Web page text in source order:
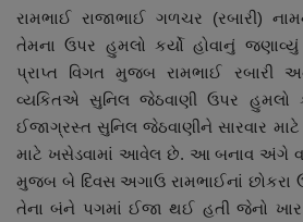
ગુનાખોરી
બોલિવૂડ
સ્વાસ્થ્ય
રામભાઈ રાજાભાઈ ગળચર (રબારી)
તેમના ઉપર હુમલો કર્યો હોવાનું
પ્રાપ્ત વિગત મુજબ રામભાઈ રબારી
વ્યકિતએ સુનિલ જેઠવાણી ઉપર હુમલો
ઈજાગ્રસ્ત સુનિલ જેઠવાણીને સારવાર માટે
માટે ખસેડવામાં આવેલ છે. આ બનાવ અંગે
મુજબ બે દિવસ અગાઉ રામભાઈનાં છોકરા
તેના બંને પગમાં ઈજા થઈ હતી જેનો ખાર